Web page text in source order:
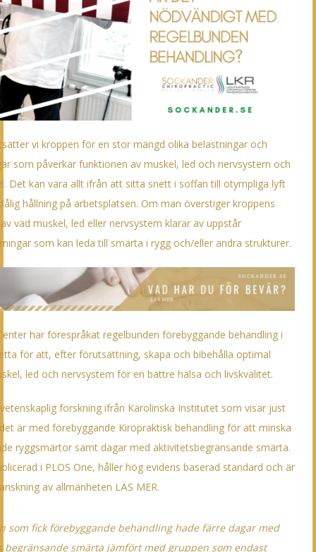
vi kroppen för en stor mängd olika belastningar och
som påverkar funktionen av muskel, led och nervsystem och
Det kan vara allt ifrån att sitta snett i soffan till otympliga lyft
hållning på arbetsplatsen. Om man överstiger kroppens
vad muskel, led eller nervsystem klarar av uppstår
som kan leda till smärta i rygg och/eller andra strukturer.
har förespråkat regelbunden förebyggande behandling i
för att, efter förutsättning, skapa och bibehålla optimal
led och nervsystem för en bättre hälsa och livskvalitet.
forskning ifrån Karolinska Institutet som visar just
är med förebyggande Kiropraktisk behandling för att minska
ryggsmärtor samt dagar med aktivitetsbegränsande smärta.
i PLOS One, håller hög evidens baserad standard och är
av allmänheten LÄS MER.
som fick förebyggande behandling hade färre dagar med
begränsande smärta jämfört med gruppen som endast